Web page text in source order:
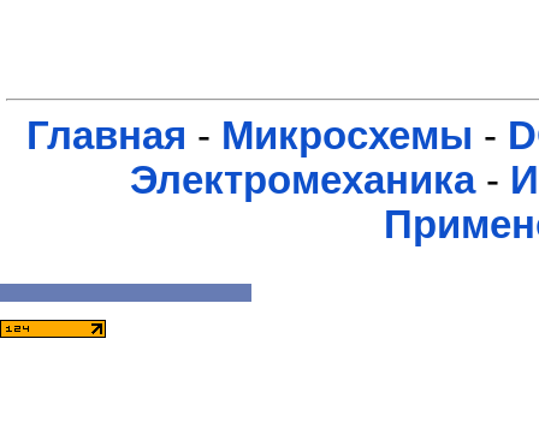
Главная - Микросхемы -
Электромеханика-